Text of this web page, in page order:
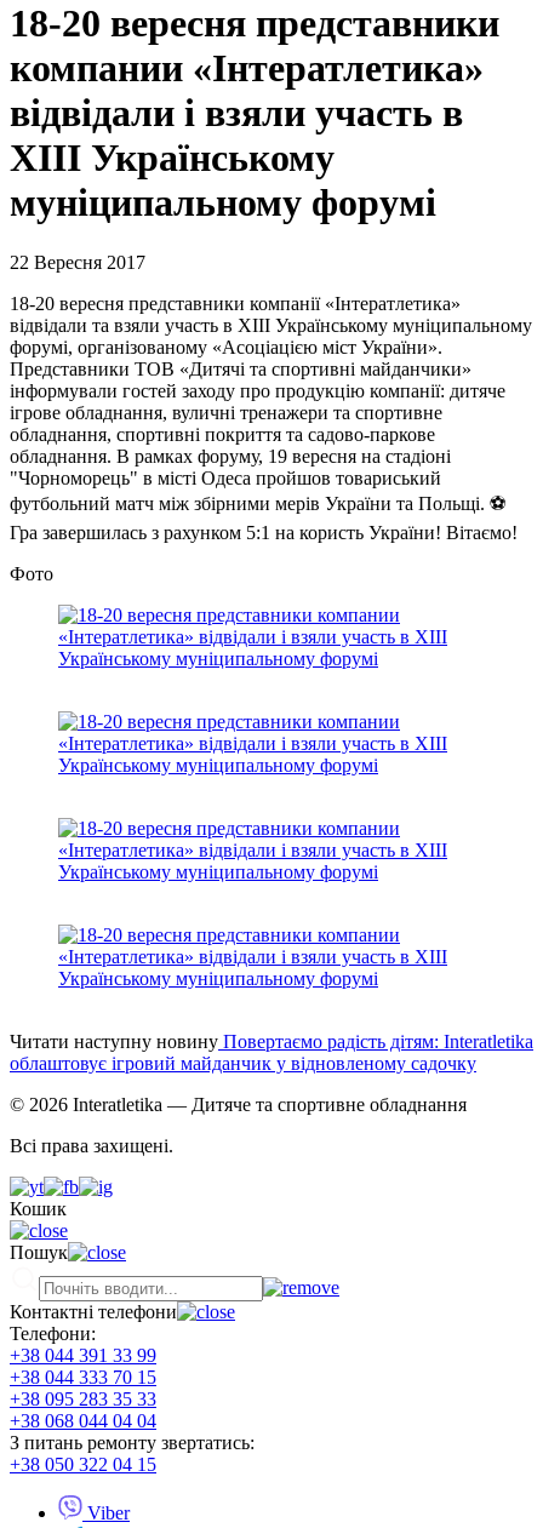
18-20 вересня представники
компании «Інтератлетика»
відвідали і взяли участь в
XIII Українському
муніципальному форумі
22 Вересня 2017
18-20 вересня представники компанії «Інтератлетика»
відвідали та взяли участь в ХІІІ Українському муніципальному
форумі, організованому «Асоціацією міст України».
Представники ТОВ «Дитячі та спортивні майданчики»
інформували гостей заходу про продукцію компанії: дитяче
ігрове обладнання, вуличні тренажери та спортивне
обладнання, спортивні покриття та садово-паркове
обладнання. В рамках форуму, 19 вересня на стадіоні
"Чорноморець" в місті Одеса пройшов товариський
футбольний матч між збірними мерів України та Польщі. ⚽️
Гра завершилась з рахунком 5:1 на користь України! Вітаємо!
Фото
Читати наступну новину Повертаємо радість дітям: Interatletika
облаштовує ігровий майданчик у відновленому садочку
© 2026 Interatletika — Дитяче та спортивне обладнання
Всі права захищені.
Кошик
Пошук
Контактні телефони
Телефони:
+38 044 391 33 99
+38 044 333 70 15
+38 095 283 35 33
+38 068 044 04 04
З питань ремонту звертатись:
+38 050 322 04 15
Viber